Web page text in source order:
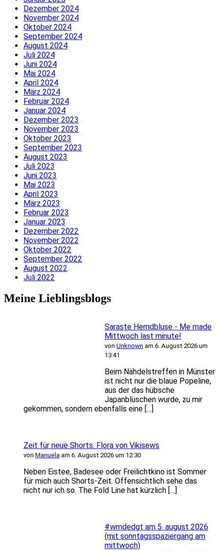
Dezember 2024
November 2024
Oktober 2024
September 2024
August 2024
Juli 2024
Juni 2024
Mai 2024
April 2024
März 2024
Februar 2024
Januar 2024
Dezember 2023
November 2023
Oktober 2023
September 2023
August 2023
Juli 2023
Juni 2023
Mai 2023
April 2023
März 2023
Februar 2023
Januar 2023
Dezember 2022
November 2022
Oktober 2022
September 2022
August 2022
Juli 2022
Meine Lieblingsblogs
Saraste Hemdbluse - Me made
Mittwoch last minute!
von Unknown am 6. August 2026 um
13:41
Beim Nähdelstreffen in Münster
ist nicht nur die blaue Popeline,
aus der das hübsche
Japanblüschen wurde, zu mir
gekommen, sondern ebenfalls eine […]
Zeit für neue Shorts. Flora von Vikisews
von Manuela am 6. August 2026 um 12:30
Neben Eistee, Badesee oder Freilichtkino ist Sommer
für mich auch Shorts-Zeit. Offensichtlich sehe das
nicht nur ich so. The Fold Line hat kürzlich […]
#wmdedgt am 5. august 2026
(mit sonntagsspaziergang am
mittwoch)